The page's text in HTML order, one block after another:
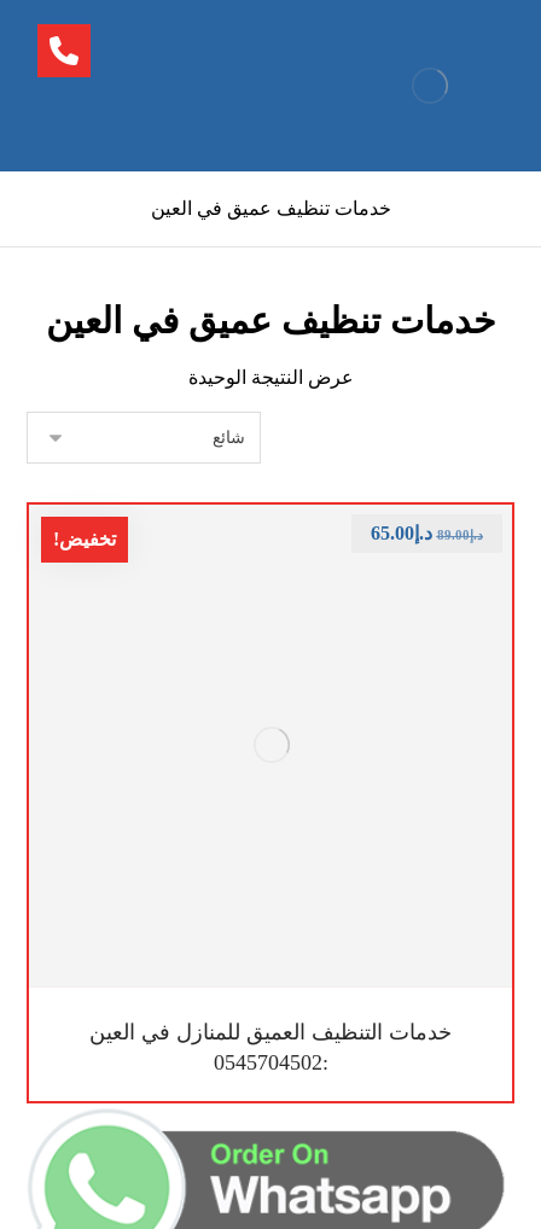
خدمات تنظيف عميق في العين
خدمات تنظيف عميق في العين
عرض النتيجة الوحيدة
تخفيض!
خدمات التنظيف العميق للمنازل في العين
:0545704502
د.إ89.00 د.إ65.00